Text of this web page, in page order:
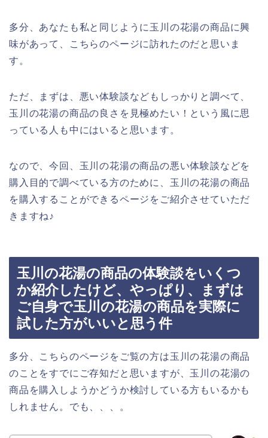
多分、あなたも私と同じように玉川の花湯の商品に興
味があって、こちらのページに訪れたのだと思いま
す。
ただ、まずは、悪い体験談などもしっかりと調べて、
玉川の花湯の商品の良さを見極めたい！という風に思
っている人も中にはいると思います。
なので、今回、玉川の花湯の商品の悪い体験談などを
購入目的で調べている方のために、玉川の花湯の商品
を購入することができるページをご紹介させていただ
きますね♪
玉川の花湯の商品の体験談をいくつ
か紹介したけど、やっぱり、まずは
ご自身で玉川の花湯の商品を実際に
試した方がいいと思う件
多分、こちらのページをご覧の方は玉川の花湯の商品
のことをすでにご存知だと思いますが、玉川の花湯の
商品を購入しようかどうか検討している方もいるかも
しれません。でも、、、。